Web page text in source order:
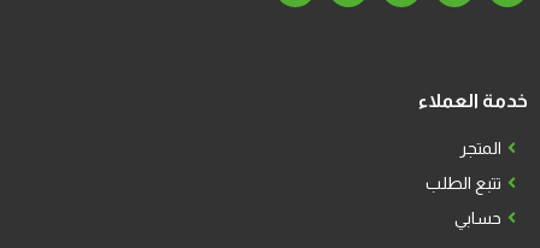
خدمة العملاء
المتجر
تتبع الطلب
حسابي